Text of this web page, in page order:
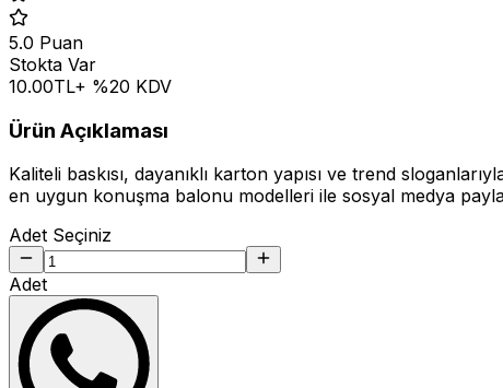
5.0 Puan
Stokta Var
10.00TL+ %20 KDV
Ürün Açıklaması
Kaliteli baskısı, dayanıklı karton yapısı ve trend
en uygun konuşma balonu modelleri ile sosyal medya
Adet Seçiniz
Adet